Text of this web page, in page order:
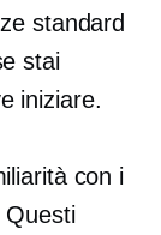
standard
stai
iniziare.
con i
Questi